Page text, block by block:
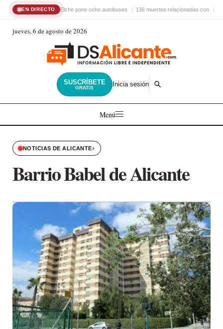
EN DIRECTO Elche pone ocho autobuses 136 muertes relacionadas con
jueves, 6 de agosto de 2026
SUSCRÍBETE
GRATIS Inicia sesión
Menú
NOTICIAS DE ALICANTE›
Barrio Babel de Alicante